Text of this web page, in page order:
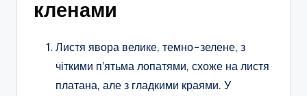
кленами
Листя явора велике, темно-зелене, з
чіткими п’ятьма лопатями, схоже на листя
платана, але з гладкими краями. У